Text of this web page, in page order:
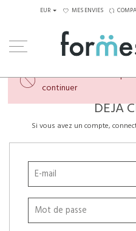
EUR MES ENVIES
Veuillez créer un
continuer
DÉJÀ
Si vous avez un compte,